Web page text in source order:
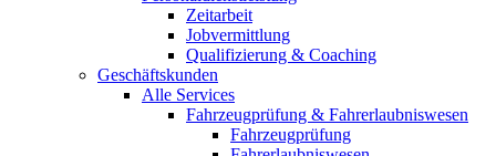
Zeitarbeit
Jobvermittlung
Qualifizierung & Coaching
Geschäftskunden
Alle Services
Fahrzeugprüfung & Fahrerlaubniswesen
Fahrzeugprüfung